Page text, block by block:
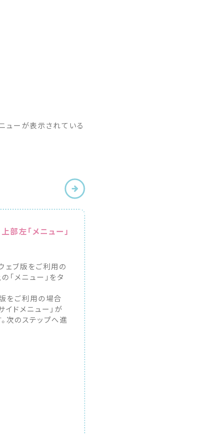
ューが表示されている
部左「メニュー」
ェブ版をご利用の
「メニュー」をタ
をご利用の場合
イドメニュー」が
次のステップへ進